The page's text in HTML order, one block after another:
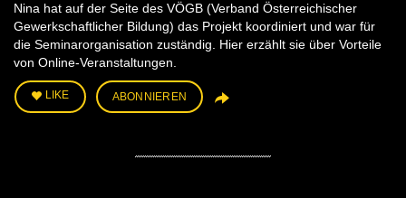
Nina hat auf der Seite des VÖGB (Verband Österreichischer
Gewerkschaftlicher Bildung) das Projekt koordiniert und war für
die Seminarorganisation zuständig. Hier erzählt sie über Vorteile
von Online-Veranstaltungen.
LIKE ABONNIEREN